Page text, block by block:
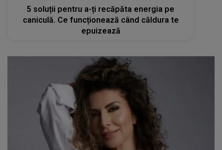
5 soluții pentru a-ți recăpăta energia pe
caniculă. Ce funcționează când căldura te
epuizează